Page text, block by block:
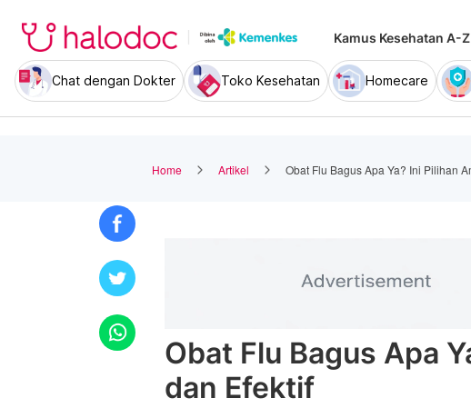
Kamus Kesehatan A-Z
Chat dengan Dokter Toko Kesehatan Homecare
Home Artikel Obat Flu Bagus Apa Ya? Ini Pilihan
Obat Flu Bagus Apa
dan Efektif